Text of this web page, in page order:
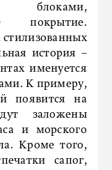
блоками,
покрытие.
стилизованных
история –
именуется
К примеру,
появится на
заложены
и морского
Кроме того,
сапог,